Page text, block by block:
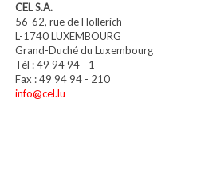
CEL S.A.
56-62, rue de Hollerich
L-1740 LUXEMBOURG
Grand-Duché du Luxembourg
Tél : 49 94 94 - 1
Fax : 49 94 94 - 210
info@cel.lu